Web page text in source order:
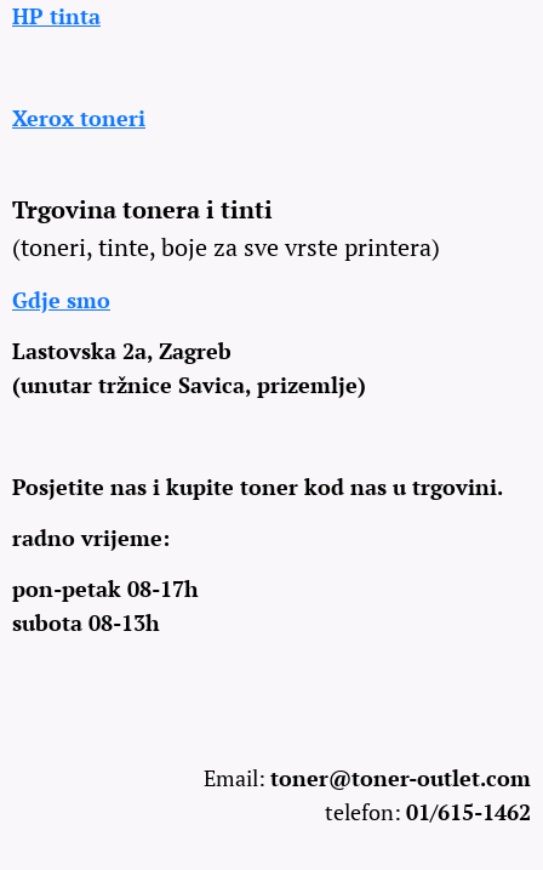
HP tinta
Xerox toneri
Trgovina tonera i tinti
(toneri, tinte, boje za sve vrste printera)
Gdje smo
Lastovska 2a, Zagreb
(unutar tržnice Savica, prizemlje)
Posjetite nas i kupite toner kod nas u trgovini.
radno vrijeme:
pon-petak 08-17h
subota 08-13h
Email: toner@toner-outlet.com
telefon: 01/615-1462